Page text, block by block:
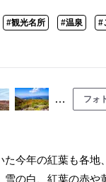
#観光名所 #温泉 #
… フォ
今年の紅葉も各地
の白、紅葉の赤や